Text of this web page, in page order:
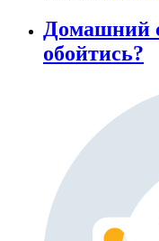
Домашний
обойтись?